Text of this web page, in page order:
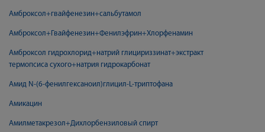
Амброксол+гвайфенезин+сальбутамол
Амброксол+Гвайфенезин+Фенилэфрин+Хлорфенамин
Амброксол гидрохлорид+натрий глицириззинат+экстракт
термопсиса сухого+натрия гидрокарбонат
Амид N-(6-фенилгексаноил)глицил-L-триптофана
Амикацин
Амилметакрезол+Дихлорбензиловый спирт